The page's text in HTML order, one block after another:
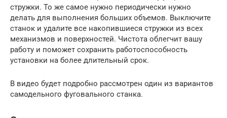
стружки. То же самое нужно периодически нужно
делать для выполнения больших объемов. Выключите
станок и удалите все накопившиеся стружки из всех
механизмов и поверхностей. Чистота облегчит вашу
работу и поможет сохранить работоспособность
установки на более длительный срок.
В видео будет подробно рассмотрен один из вариантов
самодельного фуговального станка.